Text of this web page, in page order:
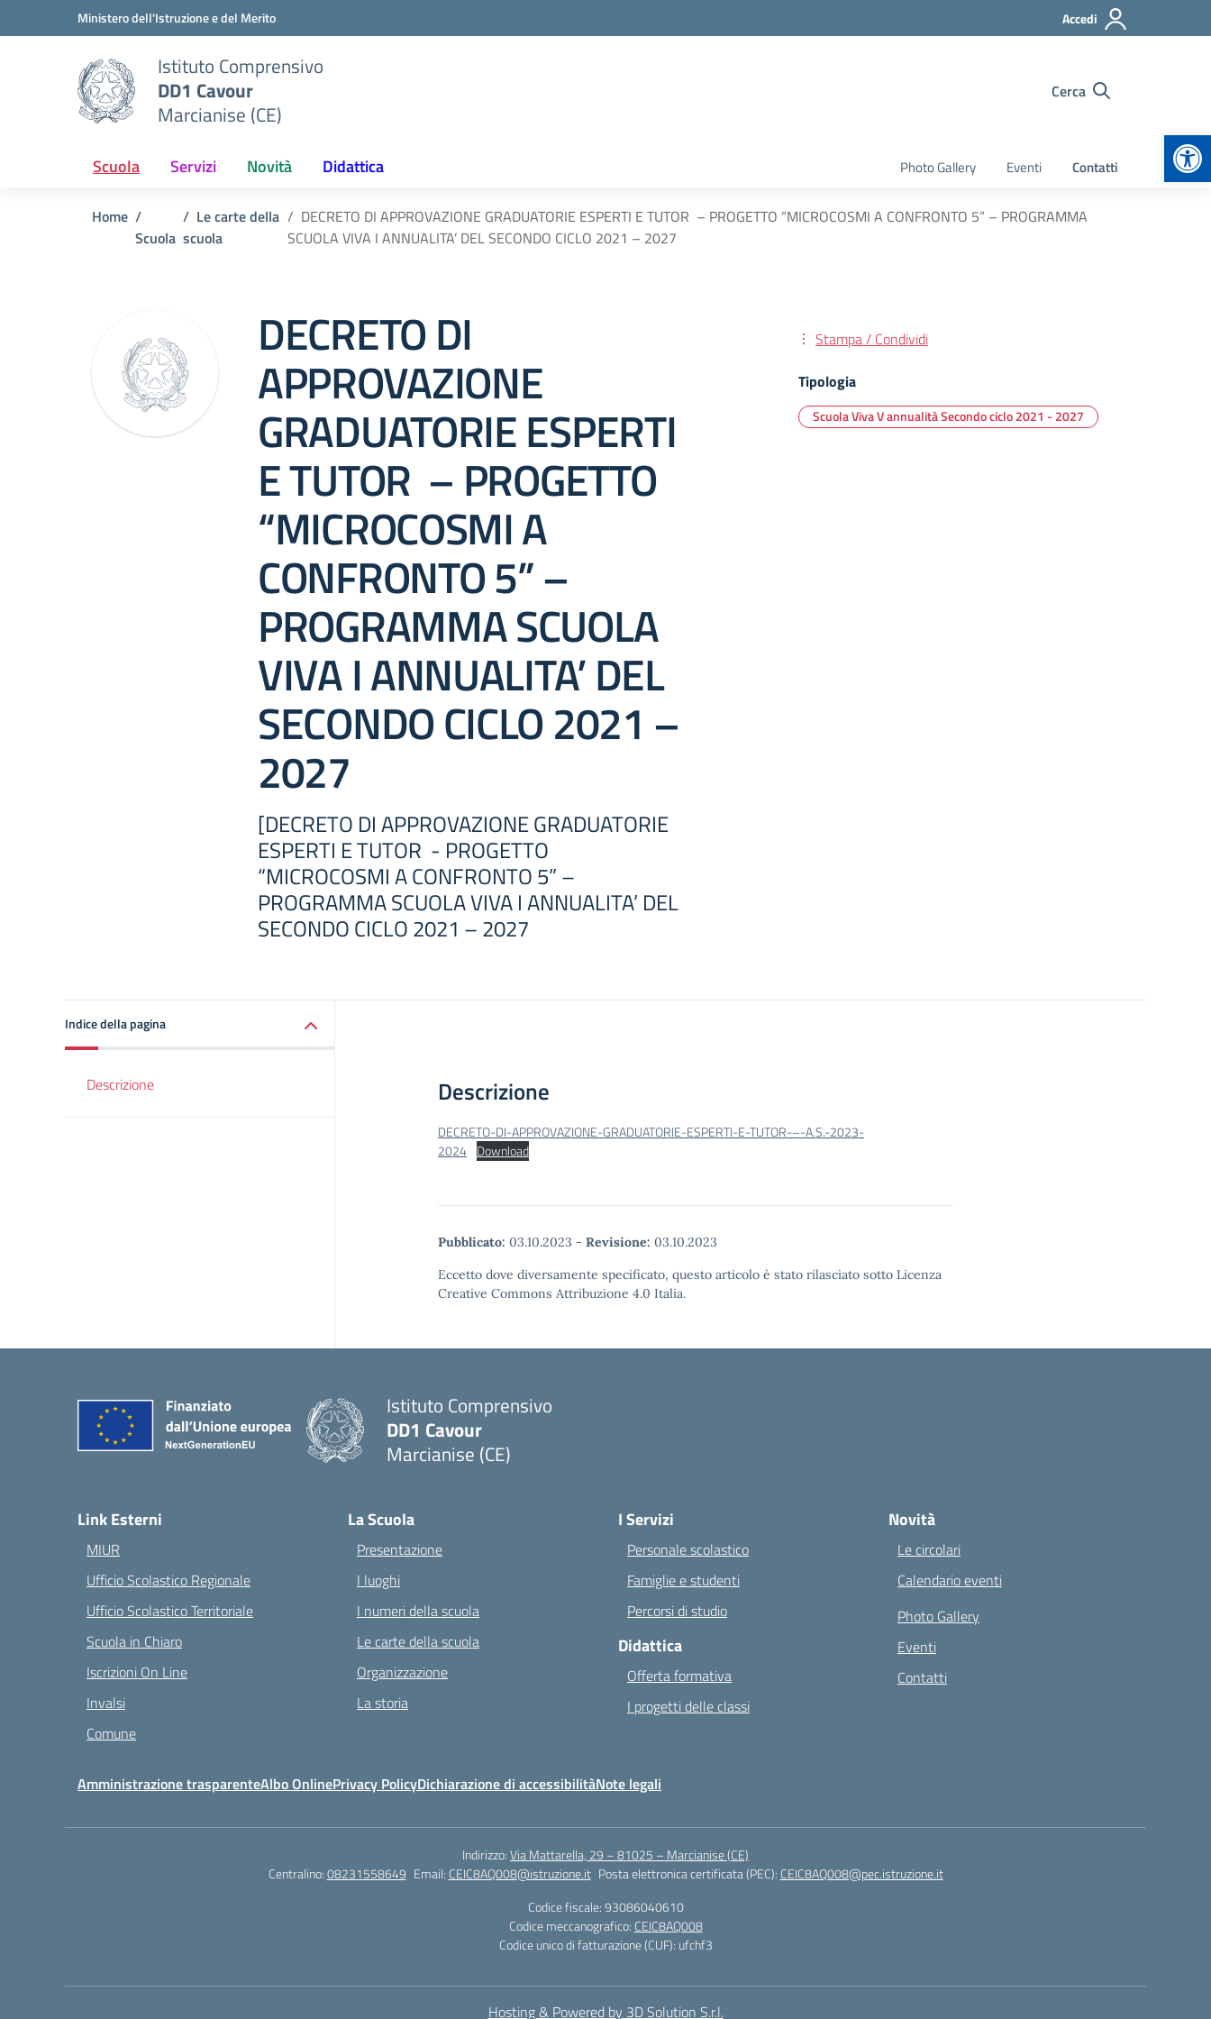
Vai ai contenuti
Vai al menu di navigazioneMinistero dell'Istruzione e del Merito Accedi
Istituto Comprensivo
DD1 Cavour
Marcianise (CE)
Cerca
Scuola Servizi Novità Didattica Photo Gallery Eventi Contatti
Home
Scuola
Le carte della
scuola
DECRETO DI APPROVAZIONE GRADUATORIE ESPERTI E TUTOR – PROGETTO “MICROCOSMI A CONFRONTO 5” – PROGRAMMA
SCUOLA VIVA I ANNUALITA’ DEL SECONDO CICLO 2021 – 2027
DECRETO DI
APPROVAZIONE
GRADUATORIE ESPERTI
E TUTOR – PROGETTO
“MICROCOSMI A
CONFRONTO 5” –
PROGRAMMA SCUOLA
VIVA I ANNUALITA’ DEL
SECONDO CICLO 2021 –
2027
[DECRETO DI APPROVAZIONE GRADUATORIE
ESPERTI E TUTOR - PROGETTO
“MICROCOSMI A CONFRONTO 5” –
PROGRAMMA SCUOLA VIVA I ANNUALITA’ DEL
SECONDO CICLO 2021 – 2027
Stampa / Condividi
Tipologia
Scuola Viva V annualità Secondo ciclo 2021 - 2027
Indice della pagina
Descrizione Descrizione
DECRETO-DI-APPROVAZIONE-GRADUATORIE-ESPERTI-E-TUTOR-–-A.S.-2023-
2024 Download
Pubblicato: 03.10.2023 - Revisione: 03.10.2023
Eccetto dove diversamente specificato, questo articolo è stato rilasciato sotto Licenza
Creative Commons Attribuzione 4.0 Italia.
Istituto Comprensivo
DD1 Cavour
Marcianise (CE)
Link Esterni
MIUR
Ufficio Scolastico Regionale
Ufficio Scolastico Territoriale
Scuola in Chiaro
Iscrizioni On Line
Invalsi
Comune
La Scuola
Presentazione
I luoghi
I numeri della scuola
Le carte della scuola
Organizzazione
La storia
I Servizi
Personale scolastico
Famiglie e studenti
Percorsi di studio
Didattica
Offerta formativa
I progetti delle classi
Novità
Le circolari
Calendario eventi
Photo Gallery
Eventi
Contatti
Amministrazione trasparenteAlbo OnlinePrivacy PolicyDichiarazione di accessibilitàNote legali
Indirizzo:Via Mattarella, 29 – 81025 – Marcianise (CE)
Centralino:08231558649 Email: CEIC8AQ008@istruzione.it Posta elettronica certificata (PEC): CEIC8AQ008@pec.istruzione.it
Codice fiscale: 93086040610
Codice meccanografico: CEIC8AQ008
Codice unico di fatturazione (CUF): ufchf3
Hosting & Powered by 3D Solution S.r.l.